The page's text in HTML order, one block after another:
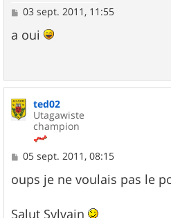
M
s
s
e
03 sept. 2011, 11:55
a oui
ted02
Utagawiste
champion
M
s
s
g
05 sept. 2011, 08:15
oups je ne voulais pas le
Salut Sylvain